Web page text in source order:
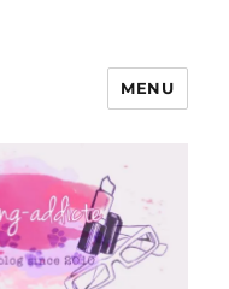
addicte
MENU